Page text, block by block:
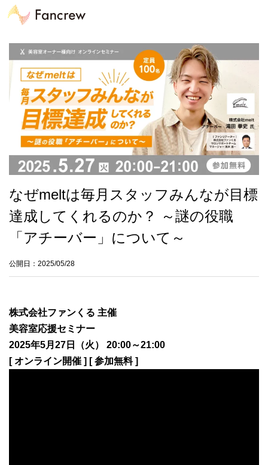
なぜmeltは毎月スタッフみんなが目標
達成してくれるのか？ ～謎の役職
「アチーバー」について～
公開日：2025/05/28
株式会社ファンくる 主催
美容室応援セミナー
2025年5月27日（火） 20:00～21:00
[ オンライン開催 ] [ 参加無料 ]